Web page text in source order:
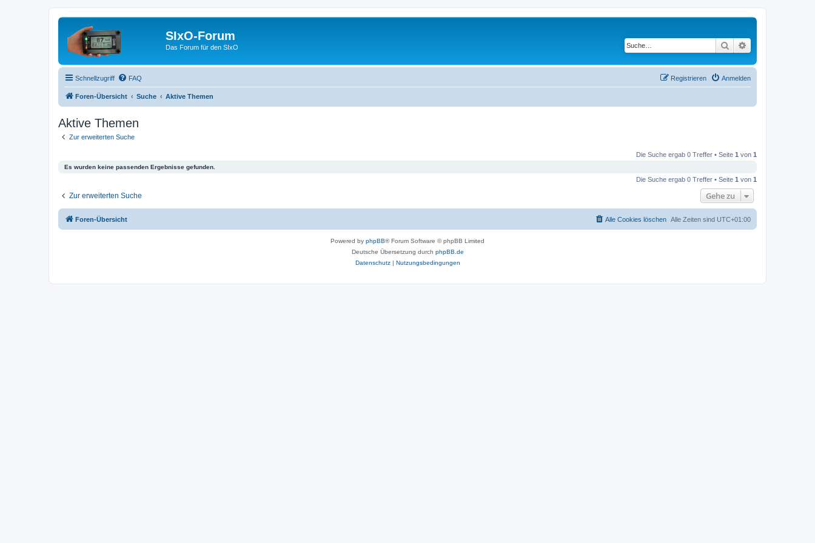
SIxO-Forum
Das Forum für den SIxO Suche
Schnellzugriff FAQ Anmelden
Registrieren
Foren-Übersicht Suche Aktive Themen
Aktive Themen
Zur erweiterten Suche
Die Suche ergab 0 Treffer • Seite 1 von 1
Es wurden keine passenden Ergebnisse gefunden.
Die Suche ergab 0 Treffer • Seite 1 von 1
Zur erweiterten Suche Gehe zu
Foren-Übersicht Alle Zeiten sind UTC+01:00
Alle Cookies löschen
Powered by phpBB® Forum Software © phpBB Limited
Deutsche Übersetzung durch phpBB.de
Datenschutz| Nutzungsbedingungen